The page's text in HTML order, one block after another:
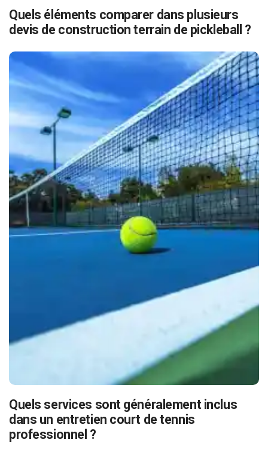
Quels éléments comparer dans plusieurs
devis de construction terrain de pickleball ?
Quels services sont généralement inclus
dans un entretien court de tennis
professionnel ?